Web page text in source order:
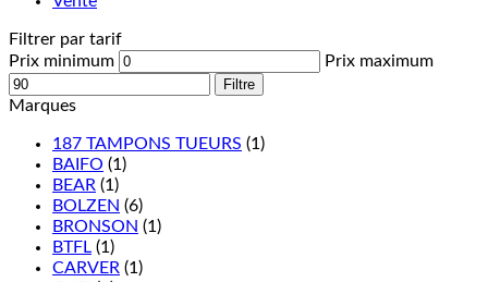
Filtrer par tarif
Prix minimum
Prix maximum
Filtre
Marques
187 TAMPONS TUEURS (1)
BAIFO (1)
BEAR (1)
BOLZEN (6)
BRONSON (1)
BTFL (1)
CARVER (1)